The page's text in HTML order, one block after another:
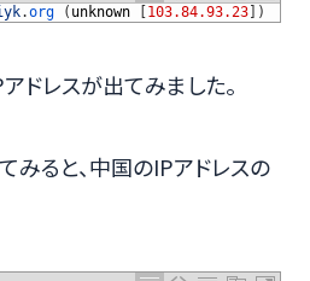
.org ( unknown 103.84.93.23 )
ドレスが出てみました。
みると、中国のIPアドレスの